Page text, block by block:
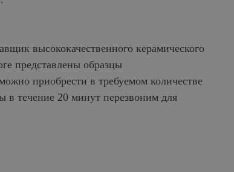
высококачественного керамического
представлены образцы
приобрести в требуемом количестве
в течение 20 минут перезвоним для